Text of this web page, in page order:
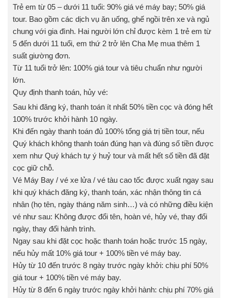
Trẻ em từ 05 – dưới 11 tuổi: 90% giá vé máy bay; 50% giá
tour. Bao gồm các dịch vụ ăn uống, ghế ngồi trên xe và ngủ
chung với gia đình. Hai người lớn chỉ được kèm 1 trẻ em từ
5 đến dưới 11 tuổi, em thứ 2 trở lên Cha Mẹ mua thêm 1
suất giường đơn.
Từ 11 tuổi trở lên: 100% giá tour và tiêu chuẩn như người
lớn.
Quy định thanh toán, hủy vé:
Sau khi đăng ký, thanh toán ít nhất 50% tiền cọc và đóng hết
100% trước khởi hành 10 ngày.
Khi đến ngày thanh toán đủ 100% tổng giá trị tiền tour, nếu
Quý khách không thanh toán đúng hạn và đúng số tiền được
xem như Quý khách tự ý huỷ tour và mất hết số tiền đã đặt
cọc giữ chỗ.
Vé Máy Bay / vé xe lửa / vé tàu cao tốc được xuất ngay sau
khi quý khách đăng ký, thanh toán, xác nhận thông tin cá
nhân (họ tên, ngày tháng năm sinh…) và có những điều kiện
vé như sau: Không được đổi tên, hoàn vé, hủy vé, thay đổi
ngày, thay đổi hành trình.
Ngay sau khi đặt cọc hoặc thanh toán hoặc trước 15 ngày,
nếu hủy mất 10% giá tour + 100% tiền vé máy bay.
Hủy từ 10 đến trước 8 ngày trước ngày khởi: chịu phí 50%
giá tour + 100% tiền vé máy bay.
Hủy từ 8 đến 6 ngày trước ngày khởi hành: chịu phí 70% giá